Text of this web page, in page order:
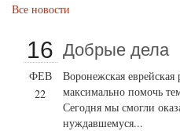
Все новости
16
ФЕВ
22
Добрые дела
Воронежская еврейская
максимально помочь
Сегодня мы смогли
нуждавшемуся...